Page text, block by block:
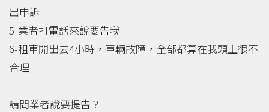
出申訴
5-業者打電話來說要告我
6-租車開出去4小時，車輛故障，全部都算在我頭上很不
合理
請問業者說要提告？